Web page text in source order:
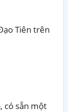
Tiên trên
có sẵn một